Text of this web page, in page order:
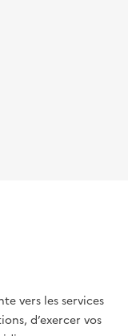
vers les services
d’exercer vos